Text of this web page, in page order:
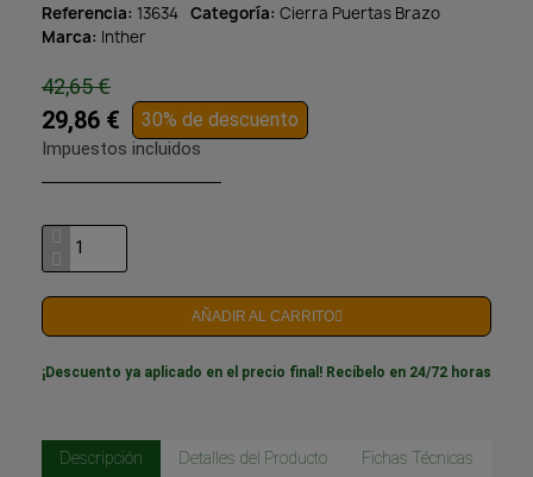
Referencia 13634 Categoría Cierra Puertas Brazo
Marca Inther
42,65 €
29,86 € 30% de descuento
Impuestos incluidos
AÑADIR AL CARRITO
¡Descuento ya aplicado en el precio final! Recíbelo en 24/72 horas
Descripción Detalles del Producto Fichas Técnicas